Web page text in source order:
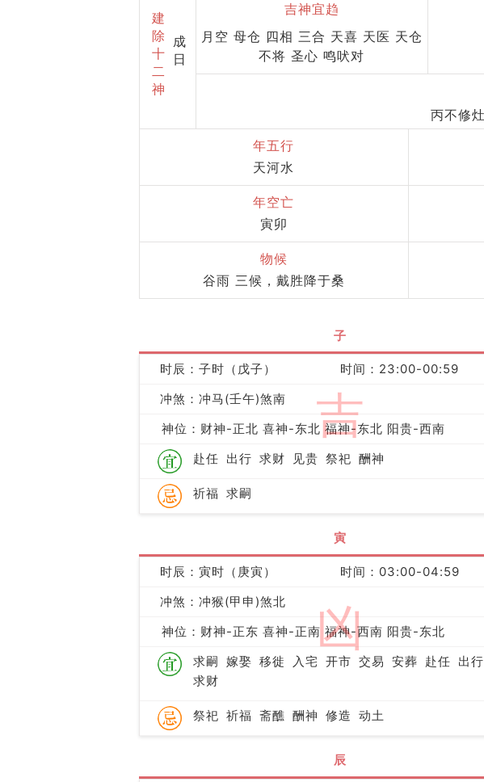
建
除
十
二
神
成
日
吉神宜趋
月空 母仓 四相 三合 天喜 天医 天仓
不将 圣心 鸣吠对
年五行
天河水
年空亡
寅卯
物候
谷雨 三候，戴胜降于桑
子
吉
时辰：子时（戊子）
时间：23:00-00:59
冲煞：冲马(壬午)煞南
神位：财神-正北 喜神-东北 福神-东北 阳贵-西南
赴任 出行 求财 见贵 祭祀 酬神
祈福 求嗣
寅
凶
时辰：寅时（庚寅）
时间：03:00-04:59
冲煞：冲猴(甲申)煞北
神位：财神-正东 喜神-正南 福神-西南 阳贵-东北
求嗣 嫁娶 移徙 入宅 开市 交易 安葬 赴任 出行
求财
祭祀 祈福 斋醮 酬神 修造 动土
辰